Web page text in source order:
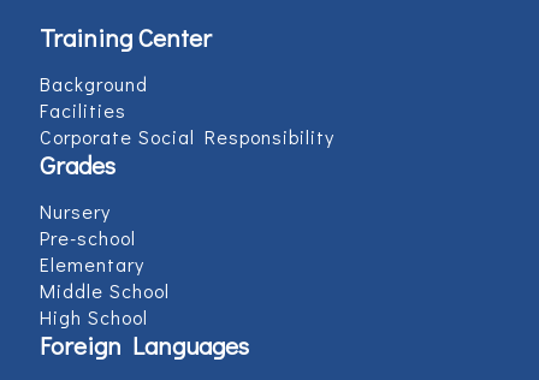
Training Center
Background
Facilities
Corporate Social Responsibility
Grades
Nursery
Pre-school
Elementary
Middle School
High School
Foreign Languages